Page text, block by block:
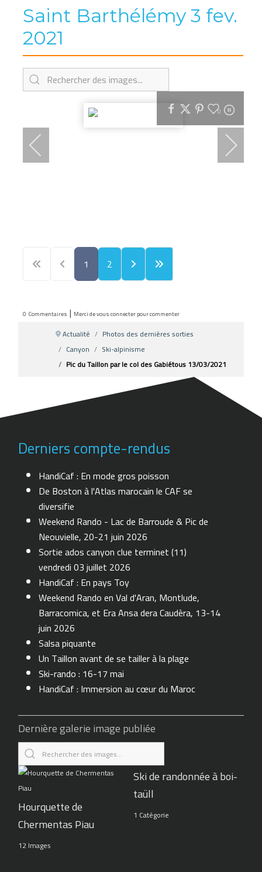
Saint Barthélémy 3 fev.
2021
0
1 2
0 Commentaires | Merci de vous connecter pour commenter
Actualité
Photos des dernières sorties
Canyon
Ski-alpinisme
Pic du Taillon par le col des Gabiétous 13/03/2021
Derniers compte-rendus
HandiCaf : En mode gros poisson
De Boston à l'Atlas marocain le CAF se
diversifie
Weekend Rando - Lac de Barroude & Pic de
Neouvielle, 20-21 juin 2026
Sortie ados canyon clue terminet (11)
vendredi 03 juillet 2026
HandiCaf : En pays Toy
Weekend Rando en Val d'Aran, Montlude,
Barracomica, et Era Ansa dera Caudèra, 13-14
juin 2026
Salsa piquante
Un Taillon avant de se tailler à la plage
Ski-rando : 16-17 mai
HandiCaf : Immersion au cœur du Maroc
Dernière galerie image publiée
Hourquette de
Chermentas Piau
12 Images
Ski de randonnée à boi-
taüll
1 Catégorie